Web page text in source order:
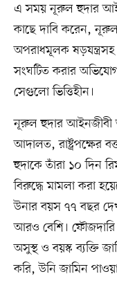
এ সময় নূরুল হুদার
কাছে দাবি করেন,
অপরাধমূলক ষড়যন্ত্রসহ
সংঘটিত করার
সেগুলো ভিত্তিহীন।
নূরুল হুদার
আদালত, রাষ্ট্রপক্ষের
হুদাকে তাঁরা ১০ দিন
বিরুদ্ধে মামলা করা
উনার বয়স ৭৭ বছর
আরও বেশি। ফৌজদারি
অসুস্থ ও বয়স্ক ব্যক্তি
করি, উনি জামিন